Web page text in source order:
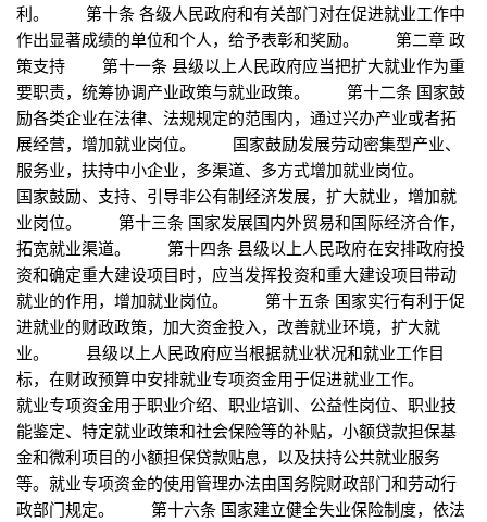
利。 第十条 各级人民政府和有关部门对在促进就业工作中
作出显著成绩的单位和个人，给予表彰和奖励。 第二章 政
策支持 第十一条 县级以上人民政府应当把扩大就业作为重
要职责，统筹协调产业政策与就业政策。 第十二条 国家鼓
励各类企业在法律、法规规定的范围内，通过兴办产业或者拓
展经营，增加就业岗位。 国家鼓励发展劳动密集型产业、
服务业，扶持中小企业，多渠道、多方式增加就业岗位。
国家鼓励、支持、引导非公有制经济发展，扩大就业，增加就
业岗位。 第十三条 国家发展国内外贸易和国际经济合作，
拓宽就业渠道。 第十四条 县级以上人民政府在安排政府投
资和确定重大建设项目时，应当发挥投资和重大建设项目带动
就业的作用，增加就业岗位。 第十五条 国家实行有利于促
进就业的财政政策，加大资金投入，改善就业环境，扩大就
业。 县级以上人民政府应当根据就业状况和就业工作目
标，在财政预算中安排就业专项资金用于促进就业工作。
就业专项资金用于职业介绍、职业培训、公益性岗位、职业技
能鉴定、特定就业政策和社会保险等的补贴，小额贷款担保基
金和微利项目的小额担保贷款贴息，以及扶持公共就业服务
等。就业专项资金的使用管理办法由国务院财政部门和劳动行
政部门规定。 第十六条 国家建立健全失业保险制度，依法